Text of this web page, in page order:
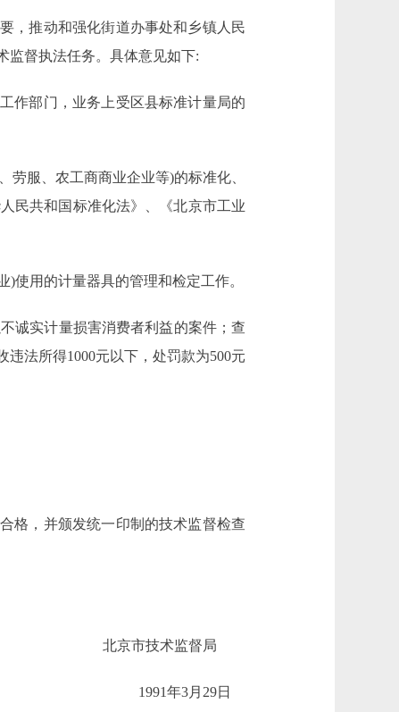
，推动和强化街道办事处和乡镇人民
监督执法任务。具体意见如下:
作部门，业务上受区县标准计量局的
服、农工商商业企业等)的标准化、
民共和国标准化法》、《北京市工业
使用的计量器具的管理和检定工作。
诚实计量损害消费者利益的案件；查
法所得1000元以下，处罚款为500元
格，并颁发统一印制的技术监督检查
北京市技术监督局
1991年3月29日